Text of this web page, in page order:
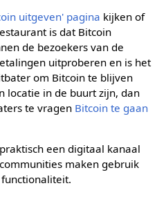
uitgeven' pagina kijken of
is dat Bitcoin
de bezoekers van de
uitproberen en is het
om Bitcoin te blijven
locatie in de buurt zijn, dan
te vragen Bitcoin te gaan
een digitaal kanaal
maken gebruik
functionaliteit.